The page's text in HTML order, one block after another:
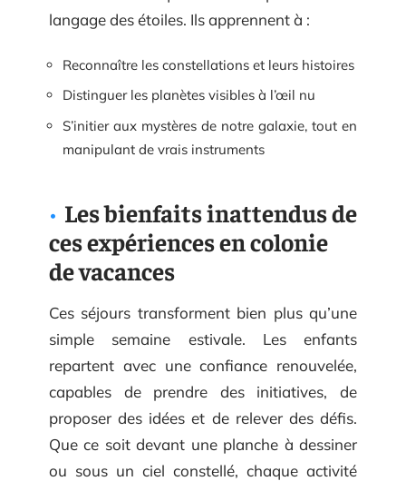
langage des étoiles. Ils apprennent à :
Reconnaître les constellations et leurs histoires
Distinguer les planètes visibles à l’œil nu
S’initier aux mystères de notre galaxie, tout en
manipulant de vrais instruments
Les bienfaits inattendus de
ces expériences en colonie
de vacances
Ces séjours transforment bien plus qu’une
simple semaine estivale. Les enfants
repartent avec une confiance renouvelée,
capables de prendre des initiatives, de
proposer des idées et de relever des défis.
Que ce soit devant une planche à dessiner
ou sous un ciel constellé, chaque activité